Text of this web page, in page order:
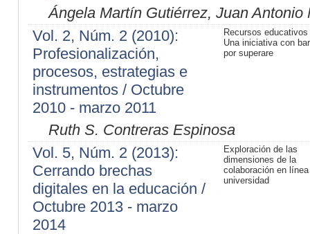
Ángela Martín Gutiérrez, Juan Antonio
Vol. 2, Núm. 2 (2010):
Profesionalización,
procesos, estrategias e
instrumentos / Octubre
2010 - marzo 2011
Recursos
Una iniciativa con
por superare
Ruth S. Contreras Espinosa
Vol. 5, Núm. 2 (2013):
Cerrando brechas
digitales en la educación /
Octubre 2013 - marzo
2014
Exploración de las
dimensiones de la
colaboración en
universidad